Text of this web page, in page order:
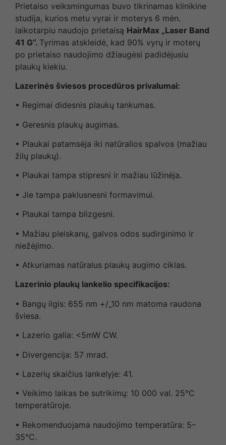
Prietaiso veiksmingumas buvo tikrinamas klinikine
studija, kurios metu vyrai ir moterys 6 mėn.
laikotarpiu naudojo prietaisą HairMax „Laser Band
41 G“. Tyrimas atskleidė, kad 90% vyrų ir moterų
po prietaiso naudojimo džiaugėsi padidėjusiu
plaukų kiekiu.
Lazerinės šviesos procedūros privalumai:
• Regimai didesnis plaukų tankumas.
• Geresnis plaukų augimas.
• Plaukai patamsėja iki natūralios spalvos (mažiau
žilų plaukų).
• Plaukai tampa stipresni ir mažiau lūžinėja.
• Jie tampa paklusnesni formavimui.
• Plaukai tampa blizgesni.
• Mažiau pleiskanų, galvos odos sudirginimo ir
niežėjimo.
• Atkuriamas natūralus plaukų augimo ciklas.
Lazerinio plaukų lankelio specifikacijos:
• Bangų ilgis: 655 nm +/_10 nm matoma raudona
šviesa.
• Lazerio galia: <5mW CW.
• Divergencija: 57 mrad.
• Lazerių skaičius lankelyje: 41.
• Veikimo laikas be sutrikimų: 10 000 val. 25°C
temperatūroje.
• Rekomenduojama naudojimo temperatūra: 5–
35°C.